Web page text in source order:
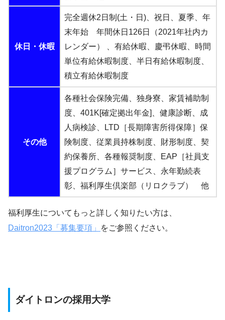
休日・休暇
完全週休2日制(土・日)、祝日、夏季、年
末年始 年間休日126日（2021年社内カ
レンダー） 、有給休暇、慶弔休暇、時間
単位有給休暇制度、半日有給休暇制度、
積立有給休暇制度
その他
各種社会保険完備、独身寮、家賃補助制
度、401K[確定拠出年金]、健康診断、成
人病検診、LTD［長期障害所得保障］保
険制度、従業員持株制度、財形制度、契
約保養所、各種報奨制度、EAP［社員支
援プログラム］サービス、永年勤続表
彰、福利厚生倶楽部（リロクラブ） 他
福利厚生についてもっと詳しく知りたい方は、
Daitron2023「募集要項」
をご参照ください。
ダイトロンの採用大学